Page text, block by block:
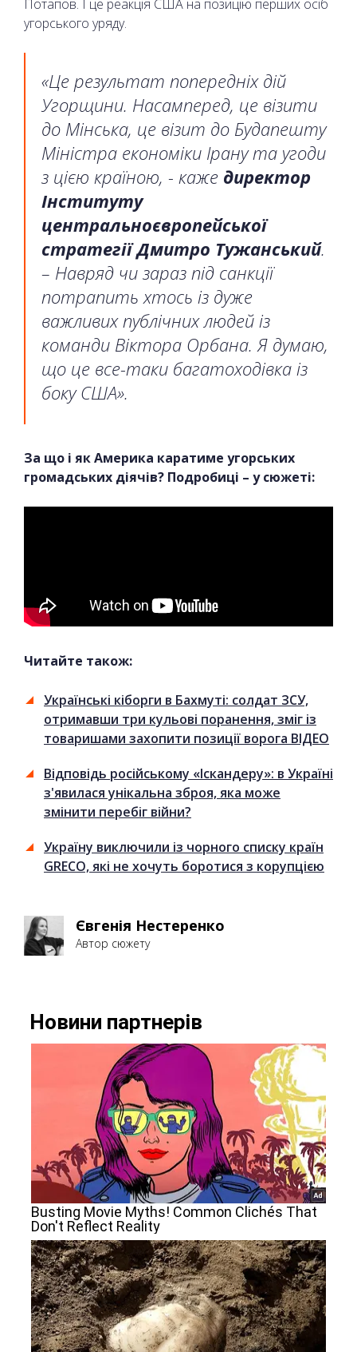
Потапов. І це реакція США на позицію перших осіб
угорського уряду.
«Це результат попередніх дій
Угорщини. Насамперед, це візити
до Мінська, це візит до Будапешту
Міністра економіки Ірану та угоди
з цією країною, - каже директор
Інституту
центральноєвропейської
стратегії Дмитро Тужанський.
– Навряд чи зараз під санкції
потрапить хтось із дуже
важливих публічних людей із
команди Віктора Орбана. Я думаю,
що це все-таки багатоходівка із
боку США».
За що і як Америка каратиме угорських
громадських діячів? Подробиці – у сюжеті:
Читайте також:
Українські кіборги в Бахмуті: солдат ЗСУ,
отримавши три кульові поранення, зміг із
товаришами захопити позиції ворога ВІДЕО
Відповідь російському «Іскандеру»: в Україні
з'явилася унікальна зброя, яка може
змінити перебіг війни?
Україну виключили із чорного списку країн
GRECO, які не хочуть боротися з корупцією
Євгенія Нестеренко
Автор сюжету